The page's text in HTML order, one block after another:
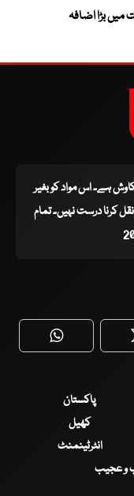
بڑا اضافہ
کاوش ہے۔ اس مواد کو بغیر
کرنا درست نہیں۔ تمام
WhatsApp
پاکستان
کھیل
انٹرٹینمنٹ
و عجیب